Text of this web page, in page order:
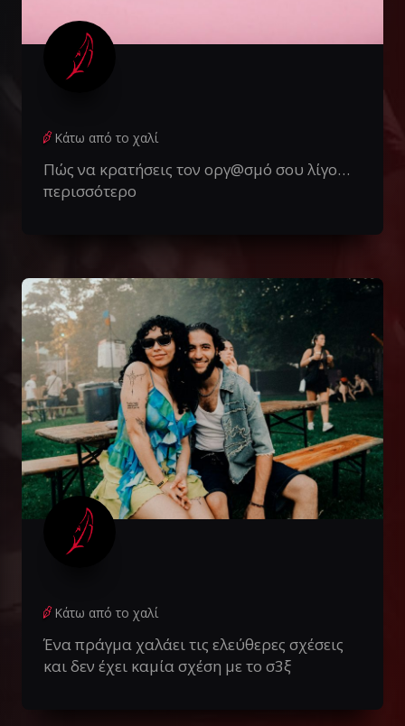
Κάτω από το χαλί
Πώς να κρατήσεις τον οργ@σμό σου λίγο…
περισσότερο
Κάτω από το χαλί
Ένα πράγμα χαλάει τις ελεύθερες σχέσεις
και δεν έχει καμία σχέση με το σ3ξ